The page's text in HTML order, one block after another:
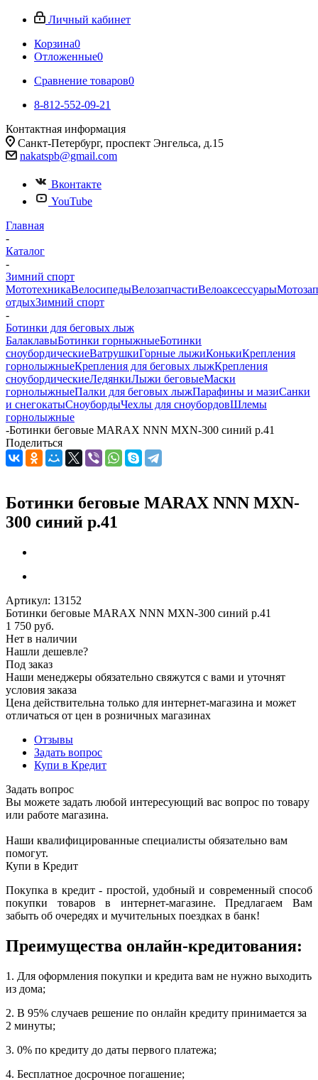
Личный кабинет
Корзина0
Отложенные0
Сравнение товаров0
8-812-552-09-21
Контактная информация
Санкт-Петербург, проспект Энгельса, д.15
nakatspb@gmail.com
Вконтакте
YouTube
Главная
-
Каталог
-
Зимний спорт
МототехникаВелосипедыВелозапчастиВелоаксессуары
отдыхЗимний спорт
-
Ботинки для беговых лыж
БалаклавыБотинки горныжныеБотинки
сноубордическиеВатрушкиГорные лыжиКонькиКрепления
горнолыжныеКрепления для беговых лыжКрепления
сноубордическиеЛедянкиЛыжи беговыеМаски
горнолыжныеПалки для беговых лыжПарафины и мазиСанки
и снегокатыСноубордыЧехлы для сноубордовШлемы
горнолыжные
-Ботинки беговые MARAX NNN MXN-300 синий р.41
Поделиться
Ботинки беговые MARAX NNN MXN-
300 синий р.41
Артикул: 13152
Ботинки беговые MARAX NNN MXN-300 синий р.41
1 750 руб.
Нет в наличии
Нашли дешевле?
Под заказ
Наши менеджеры обязательно свяжутся с вами и уточнят
условия заказа
Цена действительна только для интернет-магазина и может
отличаться от цен в розничных магазинах
Отзывы
Задать вопрос
Купи в Кредит
Задать вопрос
Вы можете задать любой интересующий вас вопрос по товару
или работе магазина.
Наши квалифицированные специалисты обязательно вам
помогут.
Купи в Кредит
Покупка в кредит - простой, удобный и современный способ
покупки товаров в интернет-магазине. Предлагаем Вам
забыть об очередях и мучительных поездках в банк!
Преимущества онлайн-кредитования:
1. Для оформления покупки и кредита вам не нужно выходить
из дома;
2. В 95% случаев решение по онлайн кредиту принимается за
2 минуты;
3. 0% по кредиту до даты первого платежа;
4. Бесплатное досрочное погашение;